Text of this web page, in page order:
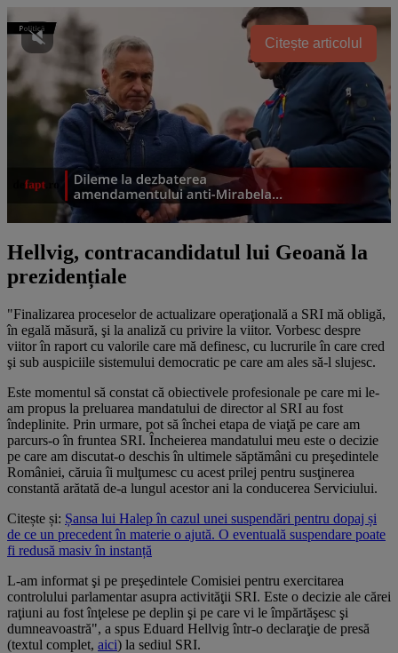
Citește articolul
Hellvig, contracandidatul lui Geoană la
prezidențiale
"Finalizarea proceselor de actualizare operaţională a SRI mă obligă,
în egală măsură, şi la analiză cu privire la viitor. Vorbesc despre
viitor în raport cu valorile care mă definesc, cu lucrurile în care cred
şi sub auspiciile sistemului democratic pe care am ales să-l slujesc.
Este momentul să constat că obiectivele profesionale pe care mi le-
am propus la preluarea mandatului de director al SRI au fost
îndeplinite. Prin urmare, pot să închei etapa de viaţă pe care am
parcurs-o în fruntea SRI. Încheierea mandatului meu este o decizie
pe care am discutat-o deschis în ultimele săptămâni cu preşedintele
României, căruia îi mulţumesc cu acest prilej pentru susţinerea
constantă arătată de-a lungul acestor ani la conducerea Serviciului.
Citește și: Șansa lui Halep în cazul unei suspendări pentru dopaj și
de ce un precedent în materie o ajută. O eventuală suspendare poate
fi redusă masiv în instanță
L-am informat şi pe preşedintele Comisiei pentru exercitarea
controlului parlamentar asupra activităţii SRI. Este o decizie ale cărei
raţiuni au fost înţelese pe deplin şi pe care vi le împărtăşesc şi
dumneavoastră", a spus Eduard Hellvig într-o declaraţie de presă
(textul complet, aici) la sediul SRI.